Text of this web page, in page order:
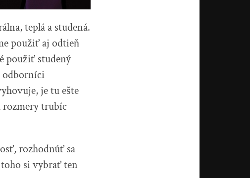
teplá a studená.
použiť aj odtieň
použiť studený
odborníci
je tu ešte
rozmery trubíc
rozhodnúť sa
si vybrať ten